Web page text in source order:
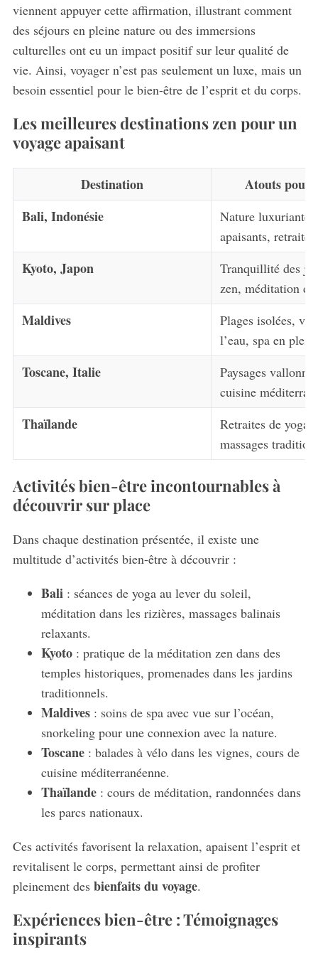
viennent appuyer cette affirmation, illustrant comment
des séjours en pleine nature ou des immersions
culturelles ont eu un impact positif sur leur qualité de
vie. Ainsi, voyager n’est pas seulement un luxe, mais un
besoin essentiel pour le bien-être de l’esprit et du corps.
Les meilleures destinations zen pour un
voyage apaisant
Destination
Atouts pour
Bali, Indonésie
Nature luxuriante,
apaisants,
Kyoto, Japon
Tranquillité des
zen, méditation
Maldives
Plages isolées,
l’eau, spa en
Toscane, Italie
Paysages
cuisine
Thaïlande
Retraites de yoga,
massages
Activités bien-être incontournables à
découvrir sur place
Dans chaque destination présentée, il existe une
multitude d’activités bien-être à découvrir :
Bali: séances de yoga au lever du soleil,
méditation dans les rizières, massages balinais
relaxants.
Kyoto: pratique de la méditation zen dans des
temples historiques, promenades dans les jardins
traditionnels.
Maldives: soins de spa avec vue sur l’océan,
snorkeling pour une connexion avec la nature.
Toscane: balades à vélo dans les vignes, cours de
cuisine méditerranéenne.
Thaïlande: cours de méditation, randonnées dans
les parcs nationaux.
Ces activités favorisent la relaxation, apaisent l’esprit et
revitalisent le corps, permettant ainsi de profiter
pleinement des bienfaits du voyage.
Expériences bien-être : Témoignages
inspirants